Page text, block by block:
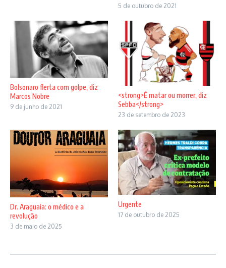
5 de outubro de 2021
Bolsonaro flerta com golpe, diz
Marcos Nobre
9 de junho de 2021
<strong>É matar ou morrer, diz
Sebba</strong>
23 de setembro de 2023
Dr. Araguaia: o médico e a
revolução
3 de maio de 2025
Urgente
17 de outubro de 2025